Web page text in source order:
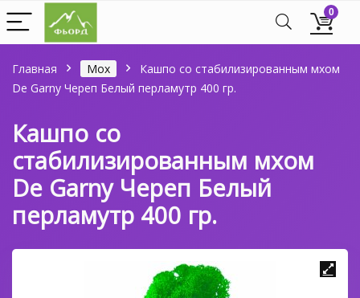
0
Главная Мох
Кашпо со стабилизированным мхом
De Garny Череп Белый перламутр 400 гр.
Кашпо со
стабилизированным мхом
De Garny Череп Белый
перламутр 400 гр.